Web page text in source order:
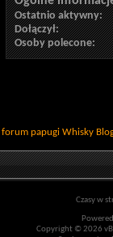
Ostatnio aktywny
Dołączył
Osoby polecone
forum papugi Whisky
Czasy w
Copyright © 2026